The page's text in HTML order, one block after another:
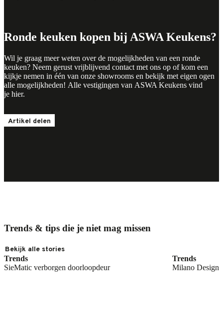
Ronde keuken kopen bij ASWA Keukens?
Wil je graag meer weten over de mogelijkheden van een ronde
keuken? Neem gerust vrijblijvend contact met ons op of kom een
kijkje nemen in één van onze showrooms en bekijk met eigen ogen
alle mogelijkheden! Alle vestigingen van ASWA Keukens vind
je hier.
Artikel delen
Lees meerLees meer
Trends & tips die je niet mag missen
Bekijk alle stories
Trends
SieMatic verborgen doorloopdeur
Trends
Milano Design